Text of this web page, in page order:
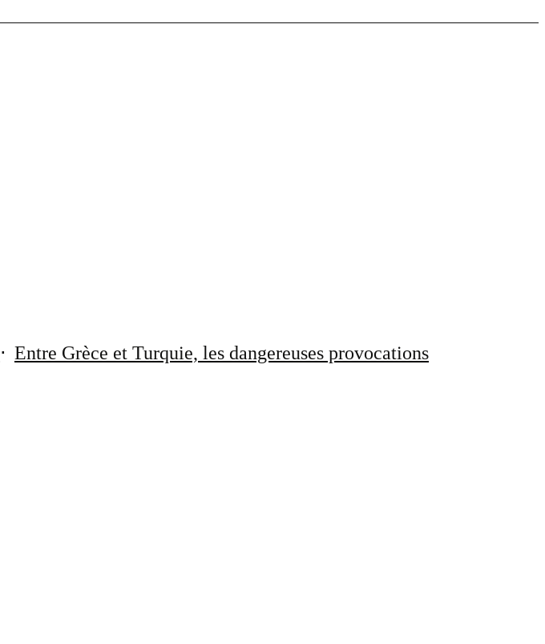
Entre Grèce et Turquie, les dangereuses provocations